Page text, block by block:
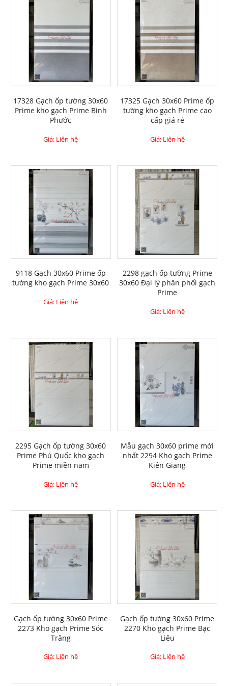
17328 Gạch ốp tường 30x60
Prime kho gạch Prime Bình
Phước
Giá: Liên hệ
17325 Gạch 30x60 Prime ốp
tường kho gạch Prime cao
cấp giá rẻ
Giá: Liên hệ
9118 Gạch 30x60 Prime ốp
tường kho gạch Prime 30x60
Giá: Liên hệ
2298 gạch ốp tường Prime
30x60 Đại lý phân phối gạch
Prime
Giá: Liên hệ
2295 Gạch ốp tường 30x60
Prime Phú Quốc kho gạch
Prime miền nam
Giá: Liên hệ
Mẫu gạch 30x60 prime mới
nhất 2294 Kho gạch Prime
Kiên Giang
Giá: Liên hệ
Gạch ốp tường 30x60 Prime
2273 Kho gạch Prime Sóc
Trăng
Giá: Liên hệ
Gạch ốp tường 30x60 Prime
2270 Kho gạch Prime Bạc
Liêu
Giá: Liên hệ